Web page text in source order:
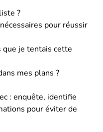
?
pour réussir
je tentais cette
mes plans ?
: enquête, identifie
pour éviter de